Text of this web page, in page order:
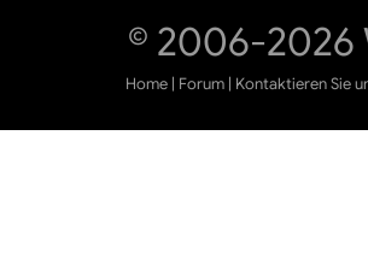
© 2006-2026
Home | Forum | Kontaktieren Sie